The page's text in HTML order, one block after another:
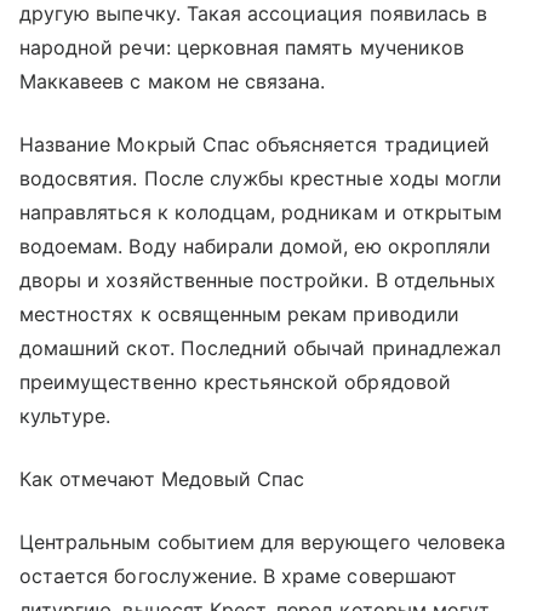
другую выпечку. Такая ассоциация появилась в
народной речи: церковная память мучеников
Маккавеев с маком не связана.
Название Мокрый Спас объясняется традицией
водосвятия. После службы крестные ходы могли
направляться к колодцам, родникам и открытым
водоемам. Воду набирали домой, ею окропляли
дворы и хозяйственные постройки. В отдельных
местностях к освященным рекам приводили
домашний скот. Последний обычай принадлежал
преимущественно крестьянской обрядовой
культуре.
Как отмечают Медовый Спас
Центральным событием для верующего человека
остается богослужение. В храме совершают